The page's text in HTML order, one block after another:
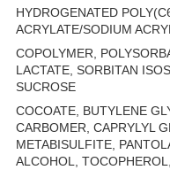
HYDROGENATED
ACRYLATE/SODIUM
COPOLYMER,
LACTATE, SORBITAN
SUCROSE
COCOATE, BUTYLENE
CARBOMER, CAPRYLYL
METABISULFITE,
ALCOHOL,